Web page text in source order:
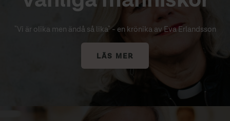
"Vi är olika men ändå så lika" - en krönika av Eva Erlandsson
LÄS MER